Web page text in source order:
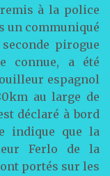
à la police
un communiqué
seconde pirogue
connue, a été
espagnol
au large de
déclaré à bord
indique que la
Ferlo de la
portés sur les